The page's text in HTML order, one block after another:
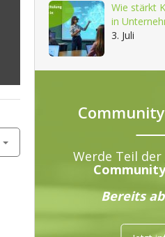
Wie stärkt
in
3. Juli
Werde Teil der
Bereits